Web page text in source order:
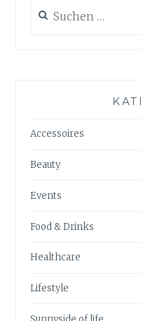
nach:
Accessoires
Beauty
Events
Food & Drinks
Healthcare
Lifestyle